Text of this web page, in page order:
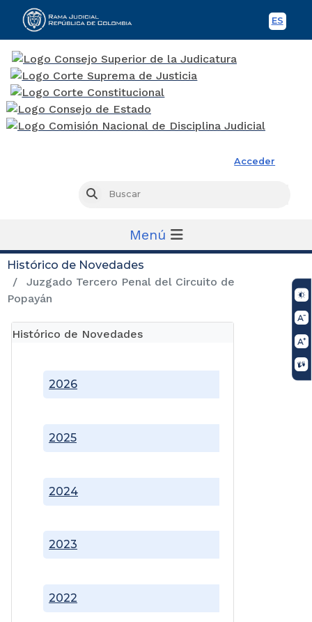
ES
Acceder
Buscar
Menú
Histórico de Novedades
Juzgado Tercero Penal del Circuito de
Popayán
Histórico de Novedades
2022
2023
2024
2025
2026